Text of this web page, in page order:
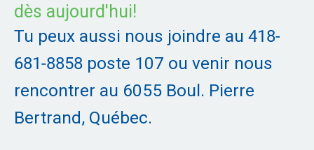
dès aujourd'hui!
Tu peux aussi nous joindre au 418-
681-8858 poste 107 ou venir nous
rencontrer au 6055 Boul. Pierre
Bertrand, Québec.